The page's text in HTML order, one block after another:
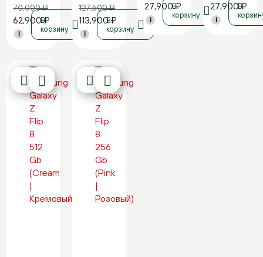
70,000₽
62,900₽
i
В
корзину
127,500₽
113,900₽
i
В
корзину
27,900₽
i
В
корзину
27,900₽
i
В